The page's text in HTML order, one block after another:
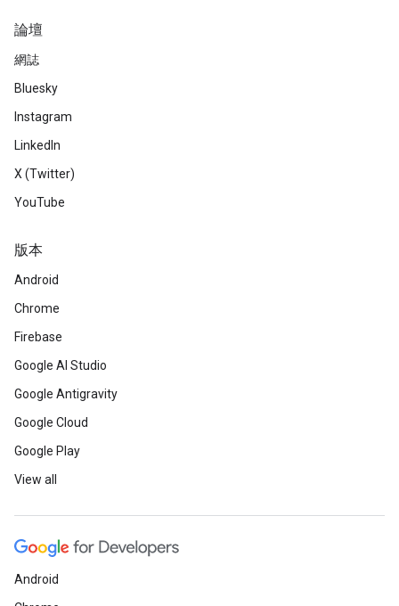
論壇
網誌
Bluesky
Instagram
LinkedIn
X (Twitter)
YouTube
版本
Android
Chrome
Firebase
Google AI Studio
Google Antigravity
Google Cloud
Google Play
View all
Android